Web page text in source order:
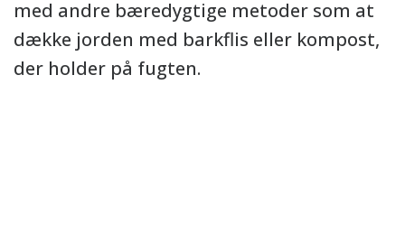
med andre bæredygtige metoder som at
dække jorden med barkflis eller kompost,
der holder på fugten.